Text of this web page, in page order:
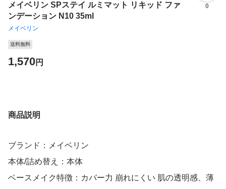
メイベリン SPステイ ルミマット リキッド ファ
ンデーション N10 35ml
メイベリン
0
送料無料
1,570円
商品説明
ブランド：メイベリン
本体/詰め替え：本体
ベースメイク特徴：カバー力 崩れにくい 肌の透明感、薄